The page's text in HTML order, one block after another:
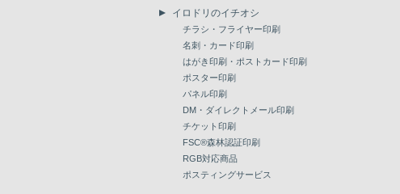
イロドリのイチオシ
チラシ・フライヤー印刷
名刺・カード印刷
はがき印刷・ポストカード印刷
ポスター印刷
パネル印刷
DM・ダイレクトメール印刷
チケット印刷
FSC®森林認証印刷
RGB対応商品
ポスティングサービス